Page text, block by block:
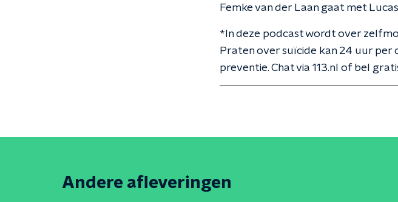
Femke van der Laan gaat met
*In deze podcast wordt over
Praten over suïcide kan 24 uur per
preventie. Chat via 113.nl of bel
Andere afleveringen